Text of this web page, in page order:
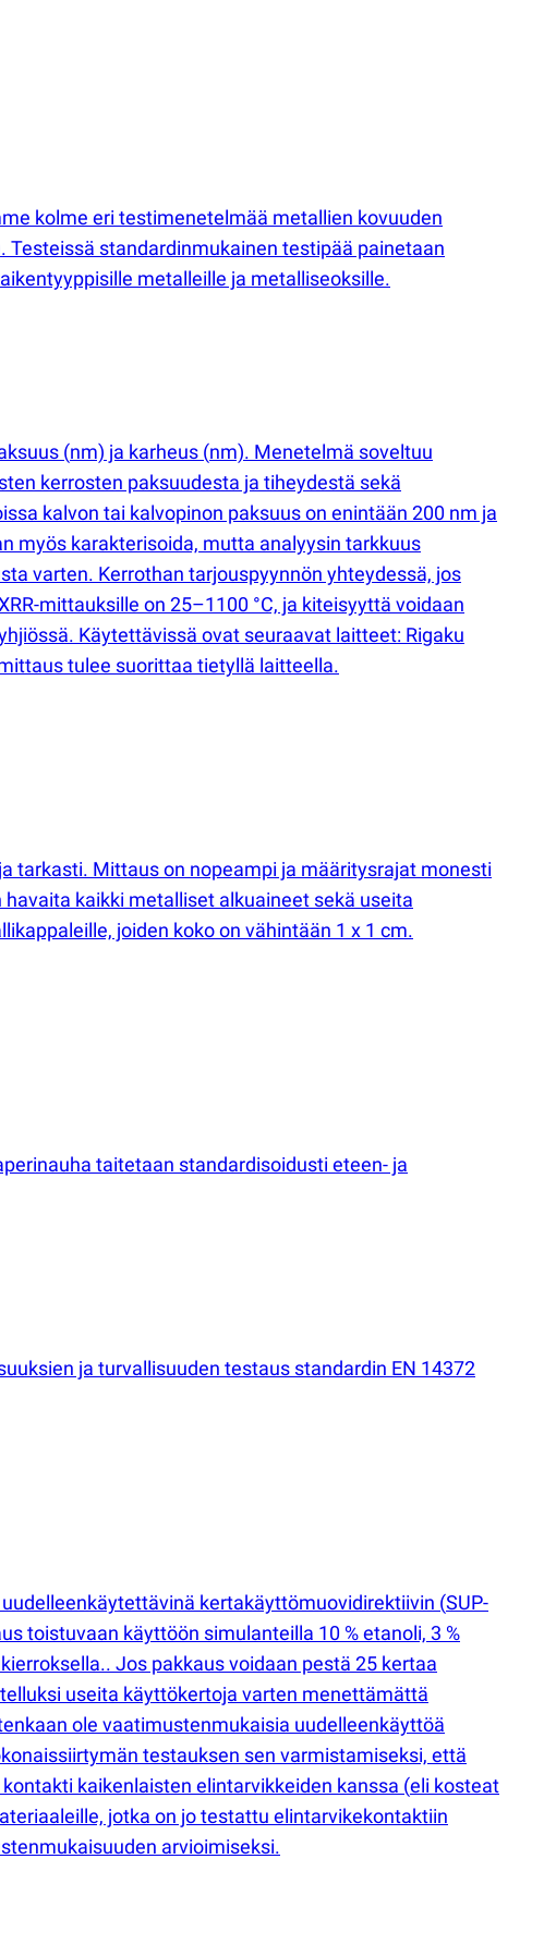
kolme eri testimenetelmää metallien kovuuden
Testeissä standardinmukainen testipää painetaan
metalleille ja metalliseoksille.
(nm) ja karheus (nm). Menetelmä soveltuu
kerrosten paksuudesta ja tiheydestä sekä
kalvon tai kalvopinon paksuus on enintään 200 nm ja
myös karakterisoida, mutta analyysin tarkkuus
varten. Kerrothan tarjouspyynnön yhteydessä, jos
mittauksille on 25–1100 °C, ja kiteisyyttä voidaan
Käytettävissä ovat seuraavat laitteet: Rigaku
tulee suorittaa tietyllä laitteella.
tarkasti. Mittaus on nopeampi ja määritysrajat monesti
havaita kaikki metalliset alkuaineet sekä useita
joiden koko on vähintään 1 x 1 cm.
taitetaan standardisoidusti eteen- ja
ja turvallisuuden testaus standardin EN 14372
kertakäyttömuovidirektiivin (SUP-
toistuvaan käyttöön simulanteilla 10 % etanoli, 3 %
Jos pakkaus voidaan pestä 25 kertaa
useita käyttökertoja varten menettämättä
ole vaatimustenmukaisia uudelleenkäyttöä
testauksen sen varmistamiseksi, että
kaikenlaisten elintarvikkeiden kanssa (eli kosteat
jotka on jo testattu elintarvikekontaktiin
arvioimiseksi.